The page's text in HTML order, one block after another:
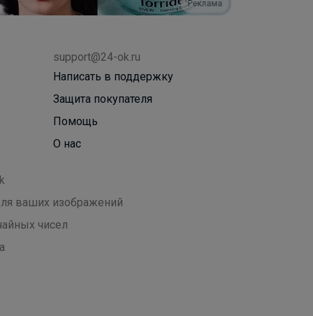
Реклама
support@24-ok.ru
Написать в поддержку
Защита покупателя
Помощь
О нас
ваших изображений
чисел